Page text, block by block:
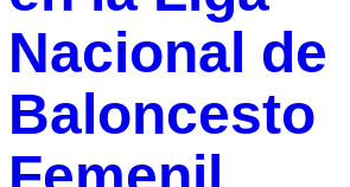
Nacional de
Baloncesto